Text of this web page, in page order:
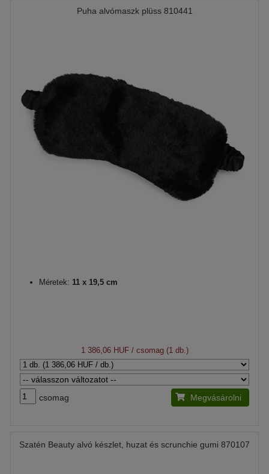
Puha alvómaszk plüss 810441
Méretek: 11 x 19,5 cm
1 386,06 HUF/ csomag (1 db.)
csomag Megvásárolni
Szatén Beauty alvó készlet, huzat és scrunchie gumi 870107